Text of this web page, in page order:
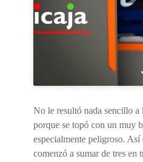
No le resultó nada sencillo a
porque se topó con un muy
especialmente peligroso.
comenzó a sumar de tres en